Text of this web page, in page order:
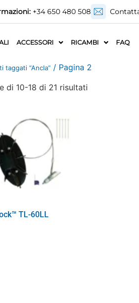
+34 650 480 508
ACCESSORI RICAMBI
FAQ
taggati “Ancla” / Pagina 2
di 10-18 di 21 risultati
TL-60LL